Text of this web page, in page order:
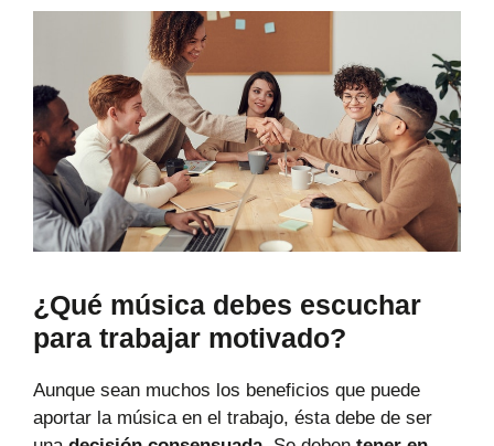
¿Qué música debes escuchar
para trabajar motivado?
Aunque sean muchos los beneficios que puede
aportar la música en el trabajo, ésta debe de ser